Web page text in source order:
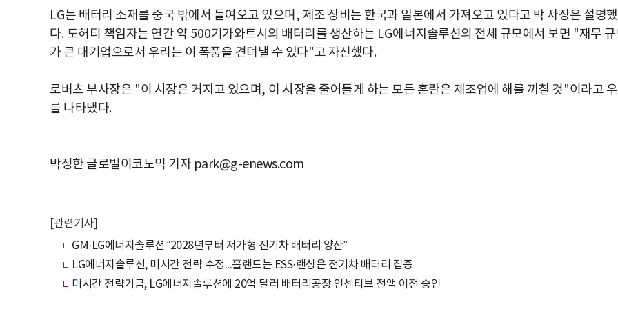
LG는 배터리 소재를 중국 밖에서 들여오고 있으며 , 제조 장비는 한국과 일본에서 가져오고 있다고 박 사장은 설명했
다. 도허티 책임자는 연간 약 500기가와트시의 배터리를 생산하는 LG에너지솔루션의 전체 규모에서 보면 "재무
가 큰 대기업으로서 우리는 이 폭풍을 견뎌낼 수 있다"고 자신했다.
로버츠 부사장은 "이 시장은 커지고 있으며, 이 시장을 줄어들게 하는 모든 혼란은 제조업에 해를 끼칠 것"이라고
를 나타냈다.
박정한 글로벌이코노믹 기자 park@g-enews.com
[관련기사]
GM·LG에너지솔루션 “2028년부터 저가형 전기차 배터리 양산”
LG에너지솔루션, 미시간 전략 수정...홀랜드는 ESS·랜싱은 전기차 배터리 집중
미시간 전략기금, LG에너지솔루션에 20억 달러 배터리공장 인센티브 전액 이전 승인